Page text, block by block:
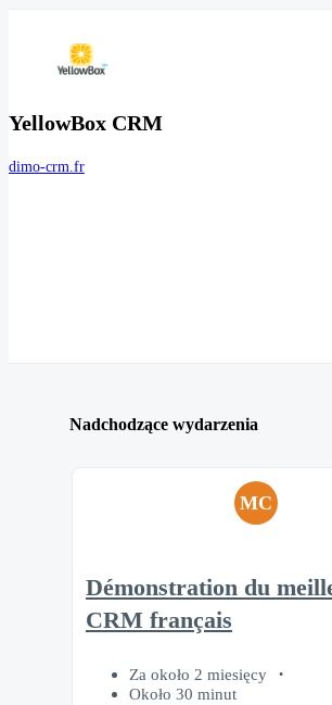
YellowBox CRM
dimo-crm.fr
Nadchodzące wydarzenia
MC
Démonstration du
CRM français
Za około 2 miesięcy
Około 30 minut